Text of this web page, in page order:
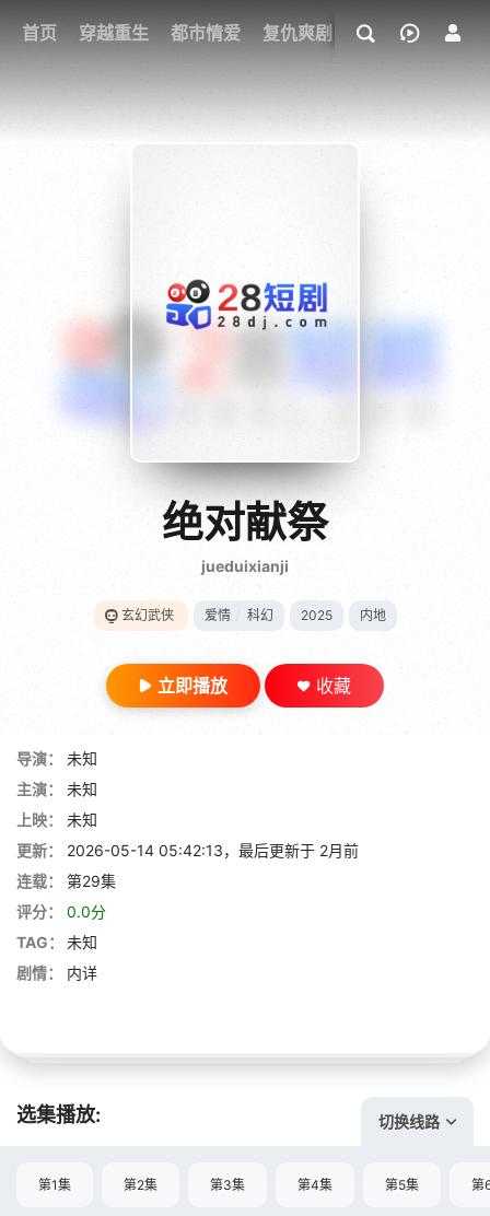
首页 穿越重生 都市情爱 复仇爽剧 玄幻武侠 奇幻
我的观影记录
{if condition="$obj.vod_points
gt 0"}
28短剧绝对献祭
jueduixianji
玄幻武侠 爱情 科幻 2025 内地
立即播放 收藏
导演：
未知
主演：
未知
上映：
未知
更新：
2026-05-14 05:42:13，最后更新于 2月前
连载：
第29集
评分：
0.0分
TAG：
未知
剧情：
内详
选集播放: 切换线路
第1集 第2集 第3集 第4集 第5集 第